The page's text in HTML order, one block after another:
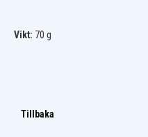
Vikt: 70 g
Tillbaka